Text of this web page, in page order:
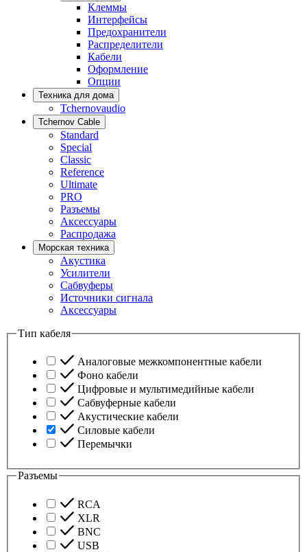
Клеммы
Интерфейсы
Предохранители
Распределители
Кабели
Оформление
Опции
Техника для дома
Tchernovaudio
Tchernov Cable
Standard
Special
Classic
Reference
Ultimate
PRO
Разъемы
Аксессуары
Распродажа
Морская техника
Акустика
Усилители
Сабвуферы
Источники сигнала
Аксессуары
Тип кабеля
Аналоговые межкомпонентные кабели
Фоно кабели
Цифровые и мультимедийные кабели
Сабвуферные кабели
Акустические кабели
Силовые кабели
Перемычки
Разъемы
RCA
XLR
BNC
USB